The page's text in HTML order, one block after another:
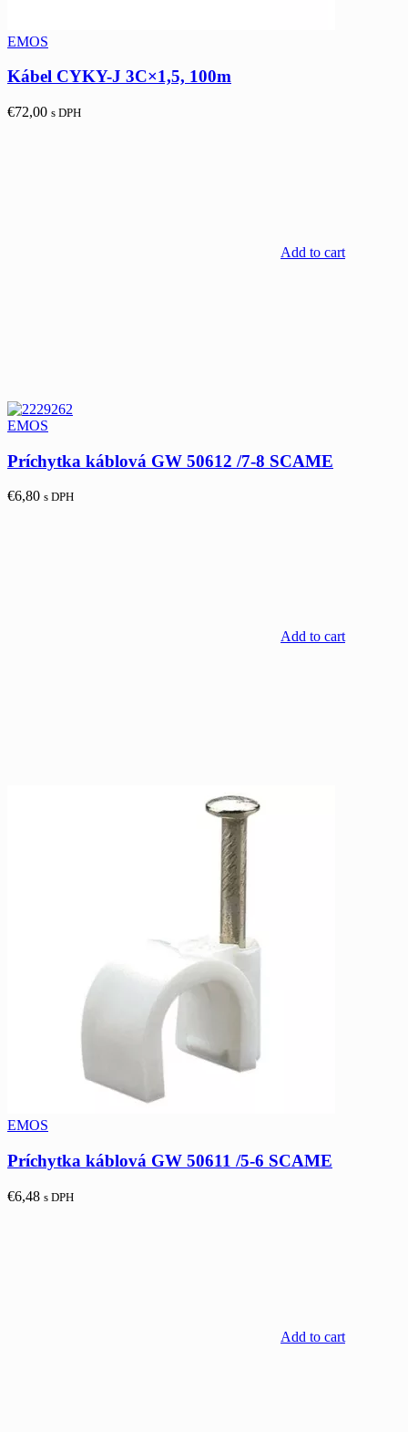
EMOS
Kábel CYKY-J 3C×1,5, 100m
€72,00 s DPH
Add to cart
EMOS
Príchytka káblová GW 50612 /7-8 SCAME
€6,80 s DPH
Add to cart
EMOS
Príchytka káblová GW 50611 /5-6 SCAME
€6,48 s DPH
Add to cart